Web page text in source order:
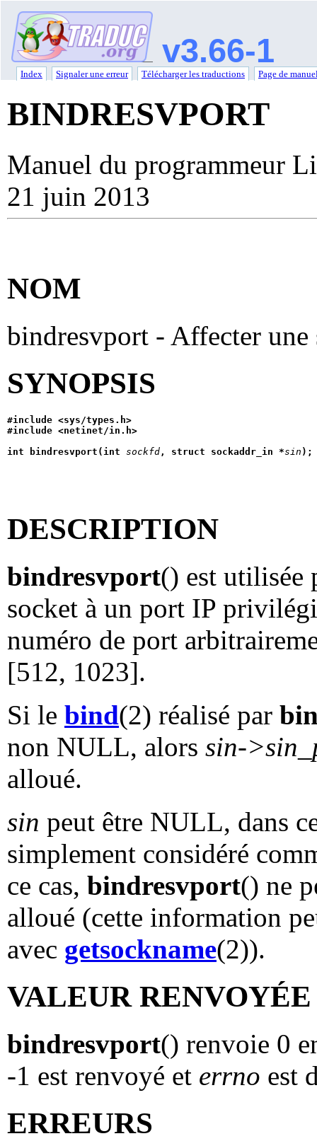
v3.66-1
Index Signaler une erreur Télécharger les traductions Page de
BINDRESVPORT
Manuel du programmeur
21 juin 2013
NOM
bindresvport - Affecter
SYNOPSIS
#include <sys/types.h>
#include <netinet/in.h>
int bindresvport(int sockfd , struct sockaddr_in *sin );
DESCRIPTION
bindresvport() est utilisée
socket à un port IP
numéro de port
[512, 1023].
Si le bind(2) réalisé par
non NULL, alors sin-
alloué.
sin peut être NULL, dans
simplement considéré
ce cas, bindresvport() ne
alloué (cette information
avec getsockname(2)).
VALEUR RENVOYÉE
bindresvport() renvoie 0
-1 est renvoyé et errno est
ERREURS